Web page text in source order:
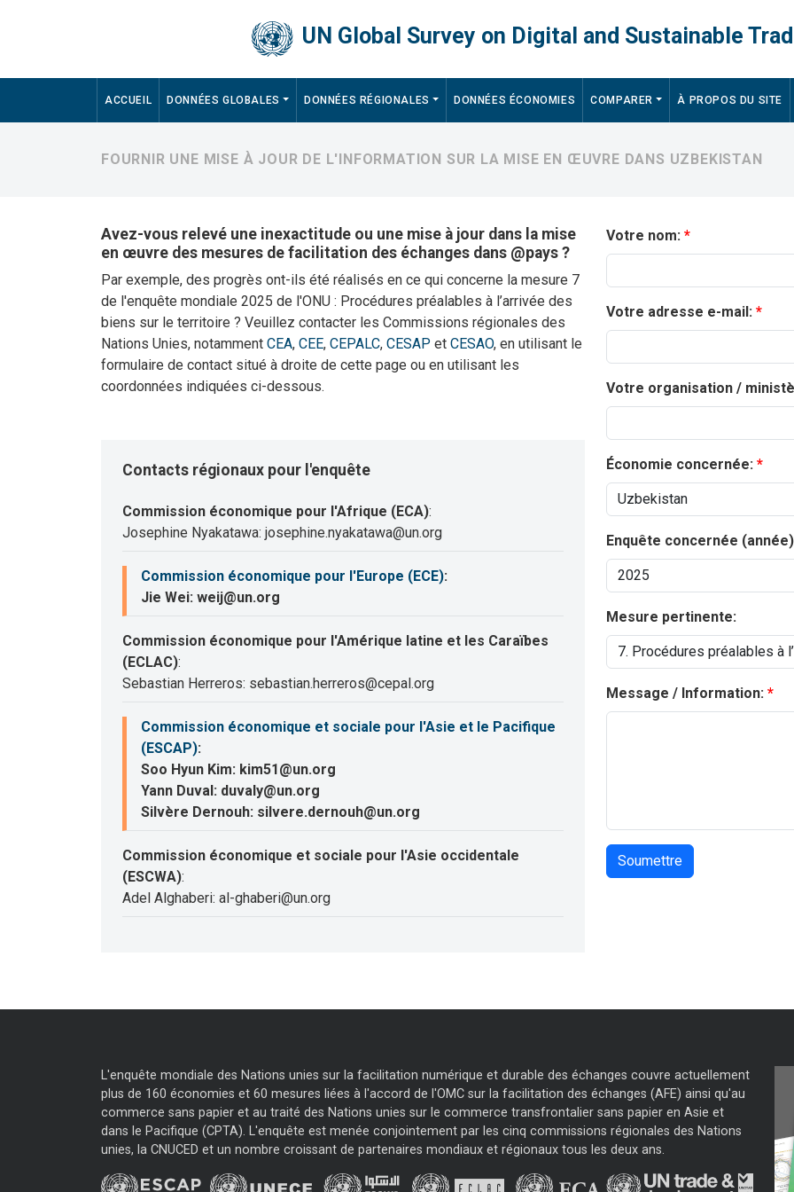
UN Global Survey on Digital and Sustainable
Main navigation
ACCUEIL DONNÉES GLOBALES DONNÉES RÉGIONALES DONNÉES ÉCONOMIES COMPARER À PROPOS DU SITE
FOURNIR UNE MISE À JOUR DE L'INFORMATION SUR LA MISE EN ŒUVRE DANS UZBEKISTAN
Avez-vous relevé une inexactitude ou une mise à jour dans la mise
en œuvre des mesures de facilitation des échanges dans @pays ?
Par exemple, des progrès ont-ils été réalisés en ce qui concerne la mesure 7
de l'enquête mondiale 2025 de l'ONU : Procédures préalables à l’arrivée des
biens sur le territoire ? Veuillez contacter les Commissions régionales des
Nations Unies, notamment CEA, CEE, CEPALC, CESAP et CESAO, en utilisant le
formulaire de contact situé à droite de cette page ou en utilisant les
coordonnées indiquées ci-dessous.
Contacts régionaux pour l'enquête
Commission économique pour l'Afrique (ECA):
Josephine Nyakatawa: josephine.nyakatawa@un.org
Commission économique pour l'Europe (ECE):
Jie Wei: weij@un.org
Commission économique pour l'Amérique latine et les Caraïbes
(ECLAC):
Sebastian Herreros: sebastian.herreros@cepal.org
Commission économique et sociale pour l'Asie et le Pacifique
(ESCAP):
Soo Hyun Kim: kim51@un.org
Yann Duval: duvaly@un.org
Silvère Dernouh: silvere.dernouh@un.org
Commission économique et sociale pour l'Asie occidentale
(ESCWA):
Adel Alghaberi: al-ghaberi@un.org
Votre nom:
Votre adresse e-mail:
Votre organisation /
Économie concernée:
Enquête concernée
Mesure pertinente:
Message / Information:
L'enquête mondiale des Nations unies sur la facilitation numérique et durable des échanges couvre actuellement
plus de 160 économies et 60 mesures liées à l'accord de l'OMC sur la facilitation des échanges (AFE) ainsi qu'au
commerce sans papier et au traité des Nations unies sur le commerce transfrontalier sans papier en Asie et
dans le Pacifique (CPTA). L'enquête est menée conjointement par les cinq commissions régionales des Nations
unies, la CNUCED et un nombre croissant de partenaires mondiaux et régionaux tous les deux ans.